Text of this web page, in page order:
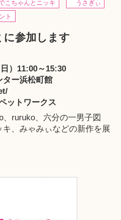
こちゃんとニッキ
うさぎぃ
ト
に参加します
）11:00～15:30
ター浜松町館
ットワークス
、 ruruko、 六分の一男子図
キ 、 みゃみぃなどの新作を展